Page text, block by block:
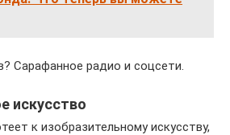
Сарафанное радио и соцсети.
искусство
к изобразительному искусству,